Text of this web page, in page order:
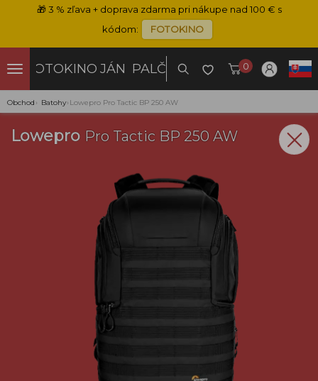
🎁3 % zľava + doprava zdarma pri nákupe nad 100 € s
kódom:
FOTOKINO
FOTOKINO JÁN PALČO 0
Obchod › Batohy› Lowepro Pro Tactic BP 250 AW
Lowepro Pro Tactic BP 250 AW